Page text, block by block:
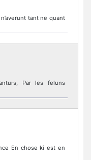
tant ne quant
Par les feluns
En chose ki est en